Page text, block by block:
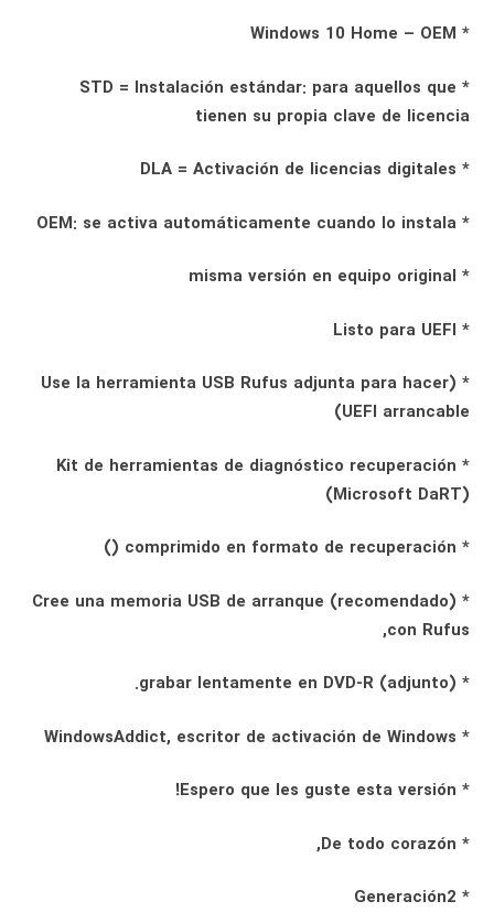
* Windows 10 Home – OEM
* STD = Instalación estándar: para aquellos que
tienen su propia clave de licencia
* DLA = Activación de licencias digitales
* OEM: se activa automáticamente cuando lo instala
* misma versión en equipo original
* Listo para UEFI
* (Use la herramienta USB Rufus adjunta para hacer
UEFI arrancable)
* Kit de herramientas de diagnóstico recuperación
(Microsoft DaRT)
* comprimido en formato de recuperación ()
* Cree una memoria USB de arranque (recomendado)
con Rufus,
* (adjunto) grabar lentamente en DVD-R.
* WindowsAddict, escritor de activación de Windows
* Espero que les guste esta versión!
* De todo corazón,
* Generación2